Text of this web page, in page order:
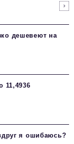
дешевеют на
11,4936
я ошибаюсь?